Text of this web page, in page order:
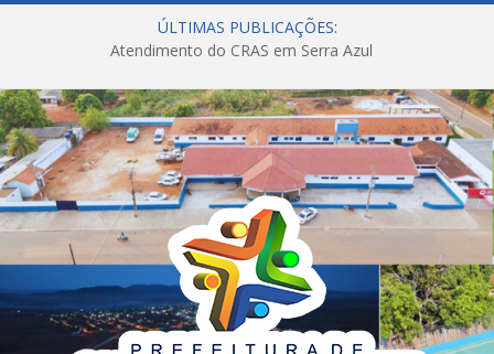
ÚLTIMAS PUBLICAÇÕES:
Atendimento do CRAS em Serra Azul